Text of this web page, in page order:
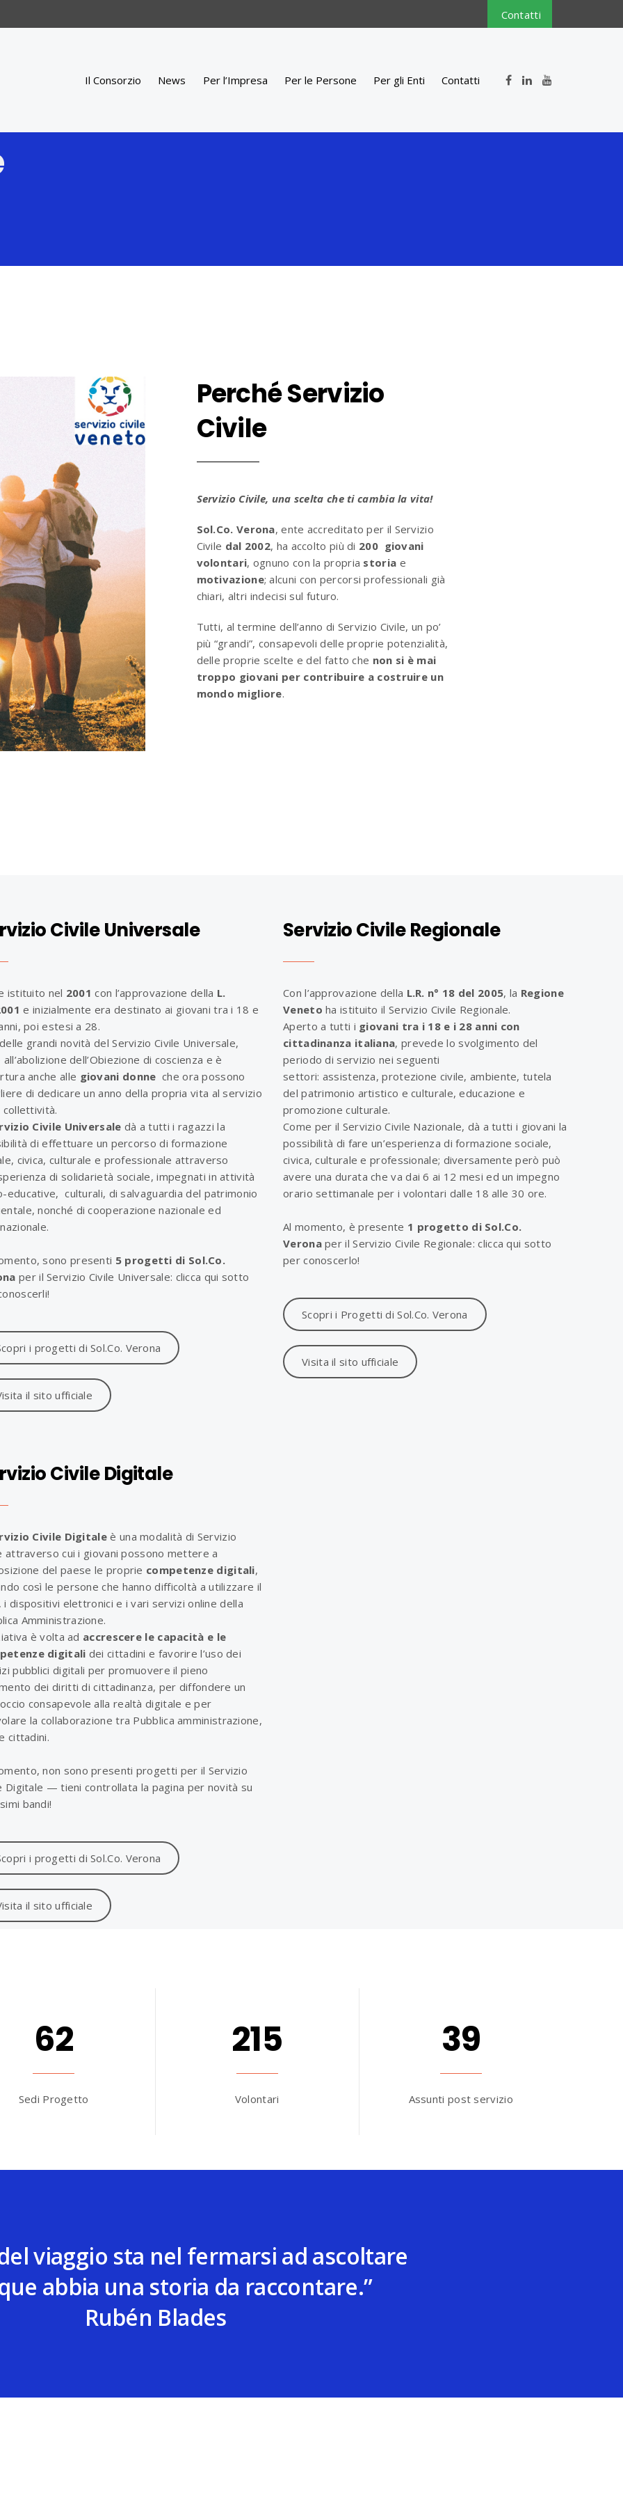
Contatti
Il Consorzio News Per l’Impresa Per le Persone Per gli Enti Contatti
Perché Servizio
Civile
Servizio Civile, una scelta che ti cambia la vita!
Sol.Co. Verona, ente accreditato per il Servizio
Civile dal 2002, ha accolto più di 200 giovani
volontari, ognuno con la propria storia e
motivazione; alcuni con percorsi professionali già
chiari, altri indecisi sul futuro.
Tutti, al termine dell’anno di Servizio Civile, un po’
più “grandi”, consapevoli delle proprie potenzialità,
delle proprie scelte e del fatto che non si è mai
troppo giovani per contribuire a costruire un
mondo migliore.
Civile Universale
istituito nel 2001con l’approvazione della L.
e inizialmente era destinato ai giovani tra i 18 e
poi estesi a 28.
grandi novità del Servizio Civile Universale,
dell’Obiezione di coscienza e è
anche alle giovani donneche ora possono
di dedicare un anno della propria vita al servizio
collettività.
Civile Universale dà a tutti i ragazzi la
di effettuare un percorso di formazione
civica, culturale e professionale attraverso
di solidarietà sociale, impegnati in attività
educative, culturali, di salvaguardia del patrimonio
nonché di cooperazione nazionale ed
sono presenti 5 progetti di Sol.Co.
per il Servizio Civile Universale: clicca qui sotto
i progetti di Sol.Co. Verona
il sito ufficiale
Servizio Civile Regionale
Con l’approvazione della L.R. n° 18 del 2005, la Regione
Veneto ha istituito il Servizio Civile Regionale.
Aperto a tutti i giovani tra i 18 e i 28 anni con
cittadinanza italiana, prevede lo svolgimento del
periodo di servizio nei seguenti
settori: assistenza, protezione civile, ambiente, tutela
del patrimonio artistico e culturale, educazione e
promozione culturale.
Come per il Servizio Civile Nazionale, dà a tutti i giovani la
possibilità di fare un’esperienza di formazione sociale,
civica, culturale e professionale; diversamente però può
avere una durata che va dai 6 ai 12 mesi ed un impegno
orario settimanale per i volontari dalle 18 alle 30 ore.
Al momento, è presente 1 progetto di Sol.Co.
Veronaper il Servizio Civile Regionale: clicca qui sotto
per conoscerlo!
Scopri i Progetti di Sol.Co. Verona
Visita il sito ufficiale
Civile Digitale
Civile Digitale è una modalità di Servizio
attraverso cui i giovani possono mettere a
del paese le proprie competenze digitali,
così le persone che hanno difficoltà a utilizzare il
i dispositivi elettronici e i vari servizi online della
Amministrazione.
è volta ad accrescere le capacità e le
digitali dei cittadini e favorire l’uso dei
pubblici digitali per promuovere il pieno
dei diritti di cittadinanza, per diffondere un
consapevole alla realtà digitale e per
la collaborazione tra Pubblica amministrazione,
cittadini.
non sono presenti progetti per il Servizio
Digitale — tieni controllata la pagina per novità su
bandi!
i progetti di Sol.Co. Verona
il sito ufficiale
62
Sedi Progetto
215
Volontari
39
Assunti post servizio
viaggio sta nel fermarsi ad ascoltare
abbia una storia da raccontare.”
Rubén Blades